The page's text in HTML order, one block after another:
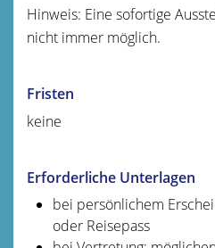
Hinweis: Eine sofortige
nicht immer möglich.
Fristen
keine
Erforderliche Unterlagen
bei persönlichem
oder Reisepass